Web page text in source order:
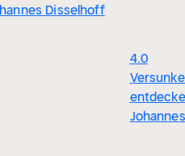
Disselhoff
4.0